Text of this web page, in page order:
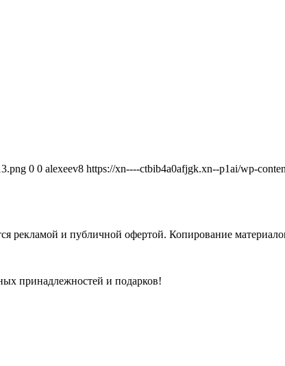
0 0 alexeev8 https://xn----ctbib4a0afjgk.xn--p1ai/wp-
и публичной офертой. Копирование
принадлежностей и подарков!